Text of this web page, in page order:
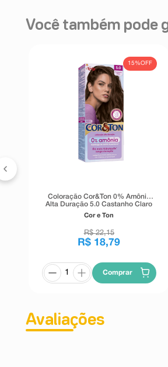
Você também pode
15%OFF
Coloração Cor&Ton 0% Amônia
Alta Duração 5.0 Castanho Claro
Cor e Ton
R$ 22,15
R$ 18,79
Comprar
Avaliações